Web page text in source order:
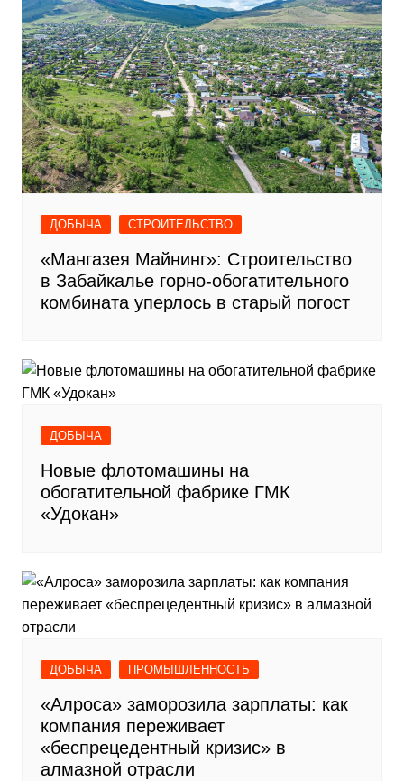
ДОБЫЧА СТРОИТЕЛЬСТВО
«Мангазея Майнинг»: Строительство
в Забайкалье горно-обогатительного
комбината уперлось в старый погост
ДОБЫЧА
Новые флотомашины на
обогатительной фабрике ГМК
«Удокан»
ДОБЫЧА ПРОМЫШЛЕННОСТЬ
«Алроса» заморозила зарплаты: как
компания переживает
«беспрецедентный кризис» в
алмазной отрасли